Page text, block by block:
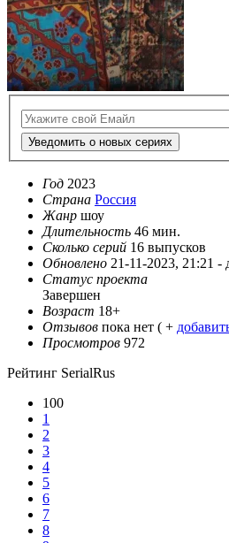
Уведомить о новых сериях
Год 2023
Страна Россия
Жанр шоу
Длительность 46 мин.
Сколько серий 16 выпусков
Обновлено 21-11-2023, 21:21 -
Статус проекта
Завершен
Возраст 18+
Отзывов пока нет ( +
Просмотров 972
Рейтинг SerialRus
100
1
2
3
4
5
6
7
8